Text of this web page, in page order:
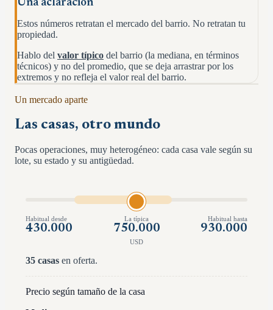
Una aclaración
Estos números retratan el mercado del barrio. No retratan tu
propiedad.
Hablo del valor típico del barrio (la mediana, en términos
técnicos) y no del promedio, que se deja arrastrar por los
extremos y no refleja el valor real del barrio.
Un mercado aparte
Las casas, otro mundo
Pocas operaciones, muy heterogéneo: cada casa vale según su
lote, su estado y su antigüedad.
Habitual desde
430.000
La típica
750.000
Habitual hasta
930.000
USD
35 casas en oferta.
Precio según tamaño de la casa